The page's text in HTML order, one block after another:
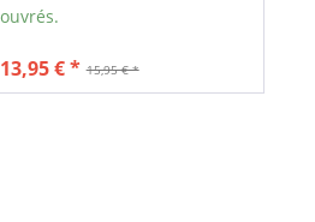
ouvrés.
15,95 € *
13,95 € *